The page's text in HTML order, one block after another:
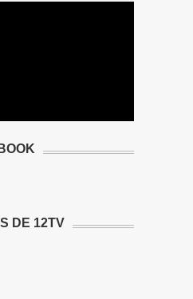
DE 12TV